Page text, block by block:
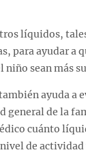
líquidos,
para ayudar a
sean más
ayuda a
general de la
cuánto
de